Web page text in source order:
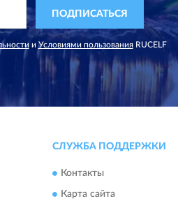
ПОДПИСАТЬСЯ
иУсловиями пользованияRUCELF
СЛУЖБА ПОДДЕРЖКИ
Контакты
Карта сайта